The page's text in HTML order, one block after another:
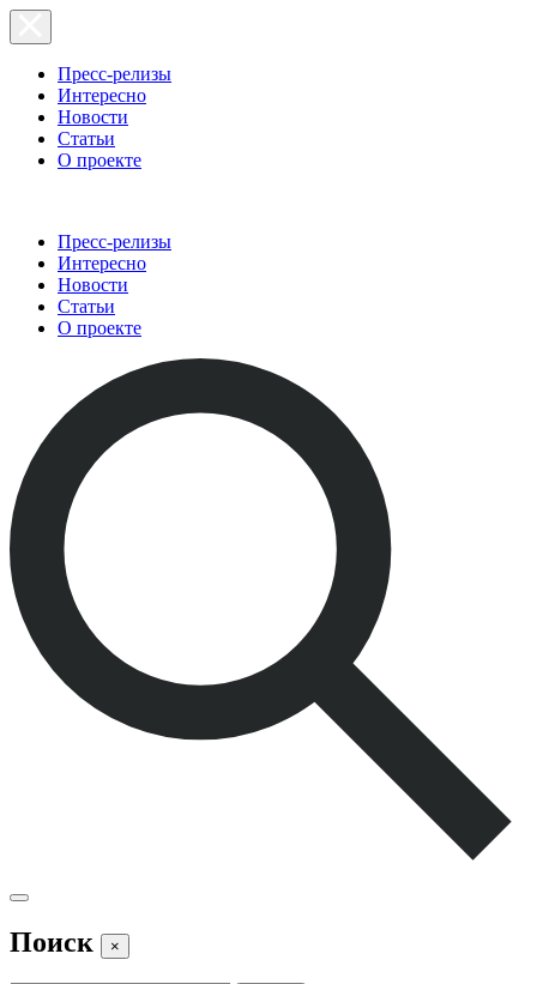
Пресс-релизы
Интересно
Новости
Статьи
О проекте
Пресс-релизы
Интересно
Новости
Статьи
О проекте
Поиск ×